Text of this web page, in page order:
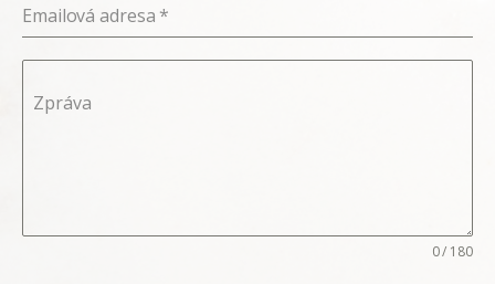
Emailová adresa *
Zpráva
0 / 180